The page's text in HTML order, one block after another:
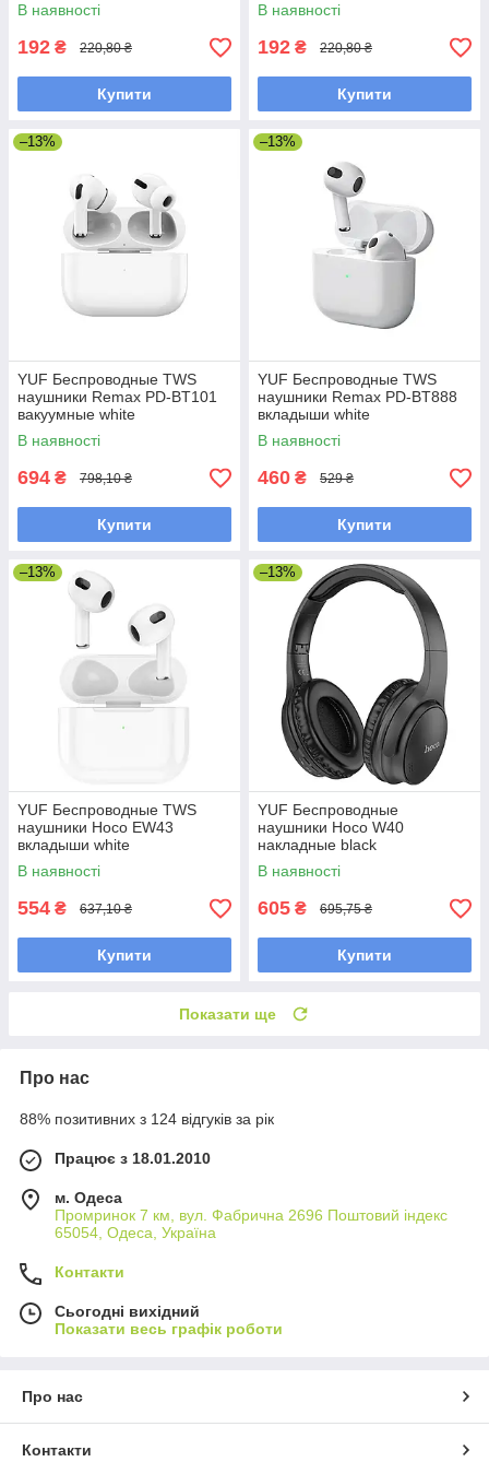
В наявності
192 ₴ 220,80 ₴
Купити
В наявності
192 ₴ 220,80 ₴
Купити
–13%
YUF Беспроводные TWS
наушники Remax PD-BT101
вакуумные white
В наявності
694 ₴ 798,10 ₴
Купити
–13%
YUF Беспроводные TWS
наушники Remax PD-BT888
вкладыши white
В наявності
460 ₴ 529 ₴
Купити
–13%
YUF Беспроводные TWS
наушники Hoco EW43
вкладыши white
В наявності
554 ₴ 637,10 ₴
Купити
–13%
YUF Беспроводные
наушники Hoco W40
накладные black
В наявності
605 ₴ 695,75 ₴
Купити
Показати ще
Про нас
88% позитивних з 124 відгуків за рік
Працює з 18.01.2010
м. Одеса
Промринок 7 км, вул. Фабрична 2696 Поштовий індекс
65054, Одеса, Україна
Контакти
Сьогодні вихідний
Показати весь графік роботи
Про нас
Контакти